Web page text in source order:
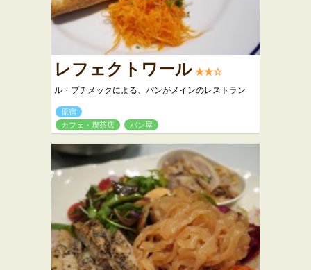
レフェクトワール ★★☆
ル・プチメックによる、パンがメインのレストラン
原宿
カフェ・喫茶店
パン屋